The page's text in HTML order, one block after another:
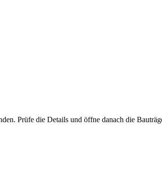
Prüfe die Details und öffne danach die